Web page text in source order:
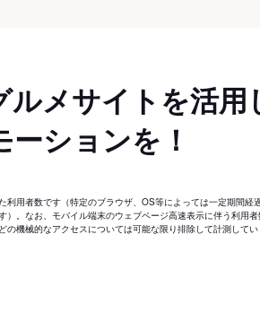
ルメサイトを活用
ションを！
利用者数です（特定のブラウザ、OS等によっては一定期間経
）。なお、モバイル端末のウェブページ高速表示に伴う利用
機械的なアクセスについては可能な限り排除して計測してい